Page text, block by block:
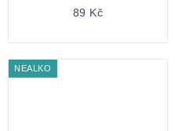
89 Kč
NEALKO